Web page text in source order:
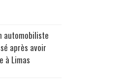
automobiliste
après avoir
à Limas